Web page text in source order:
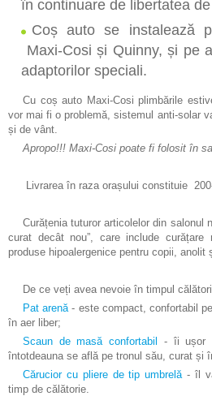
în continuare de libertatea
Coș auto se instalează
Maxi-Cosi și Quinny, și pe
adaptorilor speciali.
Cu coș auto Maxi-Cosi plimbările
vor mai fi o problemă, sistemul anti-solar
și de vânt.
Apropo!!! Maxi-Cosi poate fi folosit în
Livrarea în raza orașului constituie
Curățenia tuturor articolelor din salonul
curat decât nou”, care include
produse hipoalergenice pentru copii, anolit
De ce veți avea nevoie în timpul
Pat arenă- este compact, confortabil
în aer liber;
Scaun de masă confortabil
- îi ușor
întotdeauna se află pe tronul său, curat și
Cărucior cu pliere de tip umbrelă- îl
timp de călătorie.